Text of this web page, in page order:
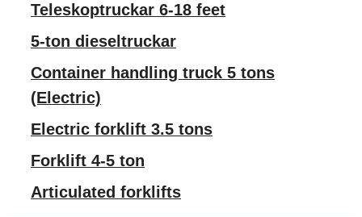
Teleskoptruckar 6-18 feet
5-ton dieseltruckar
Container handling truck 5 tons
(Electric)
Electric forklift 3.5 tons
Forklift 4-5 ton
Articulated forklifts